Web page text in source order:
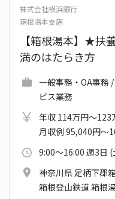
株式会社横浜銀行
箱根湯本支店
【箱根湯本】★扶
満のはたらき方
一般事務・OA事務
ビス業務
年収 114万円～123
月収例 95,040円～
9:00～16:00 週3日
神奈川県 足柄下郡
箱根登山鉄道 箱根